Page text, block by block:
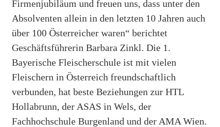
Firmenjubiläum und freuen uns, dass unter den
Absolventen allein in den letzten 10 Jahren auch
über 100 Österreicher waren“ berichtet
Geschäftsführerin Barbara Zinkl. Die 1.
Bayerische Fleischerschule ist mit vielen
Fleischern in Österreich freundschaftlich
verbunden, hat beste Beziehungen zur HTL
Hollabrunn, der ASAS in Wels, der
Fachhochschule Burgenland und der AMA Wien.